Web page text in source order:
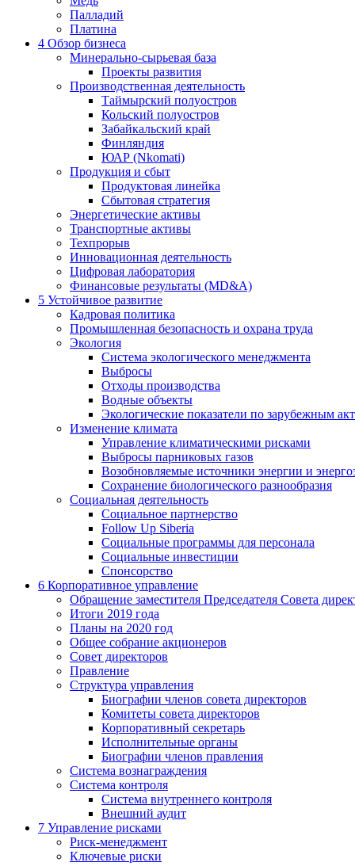
Палладий
Платина
4 Обзор бизнеса
Минерально-сырьевая база
Проекты развития
Производственная деятельность
Таймырский полуостров
Кольский полуостров
Забайкальский край
Финляндия
ЮАР (Nkomati)
Продукция и сбыт
Продуктовая линейка
Сбытовая стратегия
Энергетические активы
Транспортные активы
Техпрорыв
Инновационная деятельность
Цифровая лаборатория
Финансовые результаты (MD&A)
5 Устойчивое развитие
Кадровая политика
Промышленная безопасность и охрана труда
Экология
Система экологического менеджмента
Выбросы
Отходы производства
Водные объекты
Экологические показатели по зарубежным
Изменение климата
Управление климатическими рисками
Выбросы парниковых газов
Возобновляемые источники энергии и
Сохранение биологического разнообразия
Социальная деятельность
Социальное партнерство
Follow Up Siberia
Социальные программы для персонала
Социальные инвестиции
Спонсорство
6 Корпоративное управление
Обращение заместителя Председателя Совета
Итоги 2019 года
Планы на 2020 год
Общее собрание акционеров
Совет директоров
Правление
Структура управления
Биографии членов совета директоров
Комитеты совета директоров
Корпоративный секретарь
Исполнительные органы
Биографии членов правления
Система вознаграждения
Система контроля
Система внутреннего контроля
Внешний аудит
7 Управление рисками
Риск-менеджмент
Ключевые риски